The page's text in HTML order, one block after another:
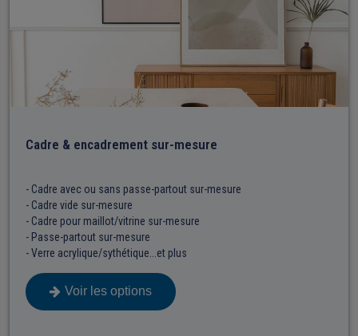
Cadre & encadrement sur-mesure
- Cadre avec ou sans passe-partout sur-mesure
- Cadre vide sur-mesure
- Cadre pour maillot/vitrine sur-mesure
- Passe-partout sur-mesure
- Verre acrylique/sythétique...et plus
Voir les options